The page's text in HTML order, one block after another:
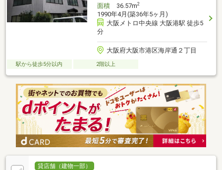
面積36.57m2
1990年4月(築36年5ヶ月)
大阪メトロ中央線 大阪港駅 徒歩5
分
大阪府大阪市港区海岸通２丁目
駅から徒歩5分以内 2階以上
貸店舗（建物一部）